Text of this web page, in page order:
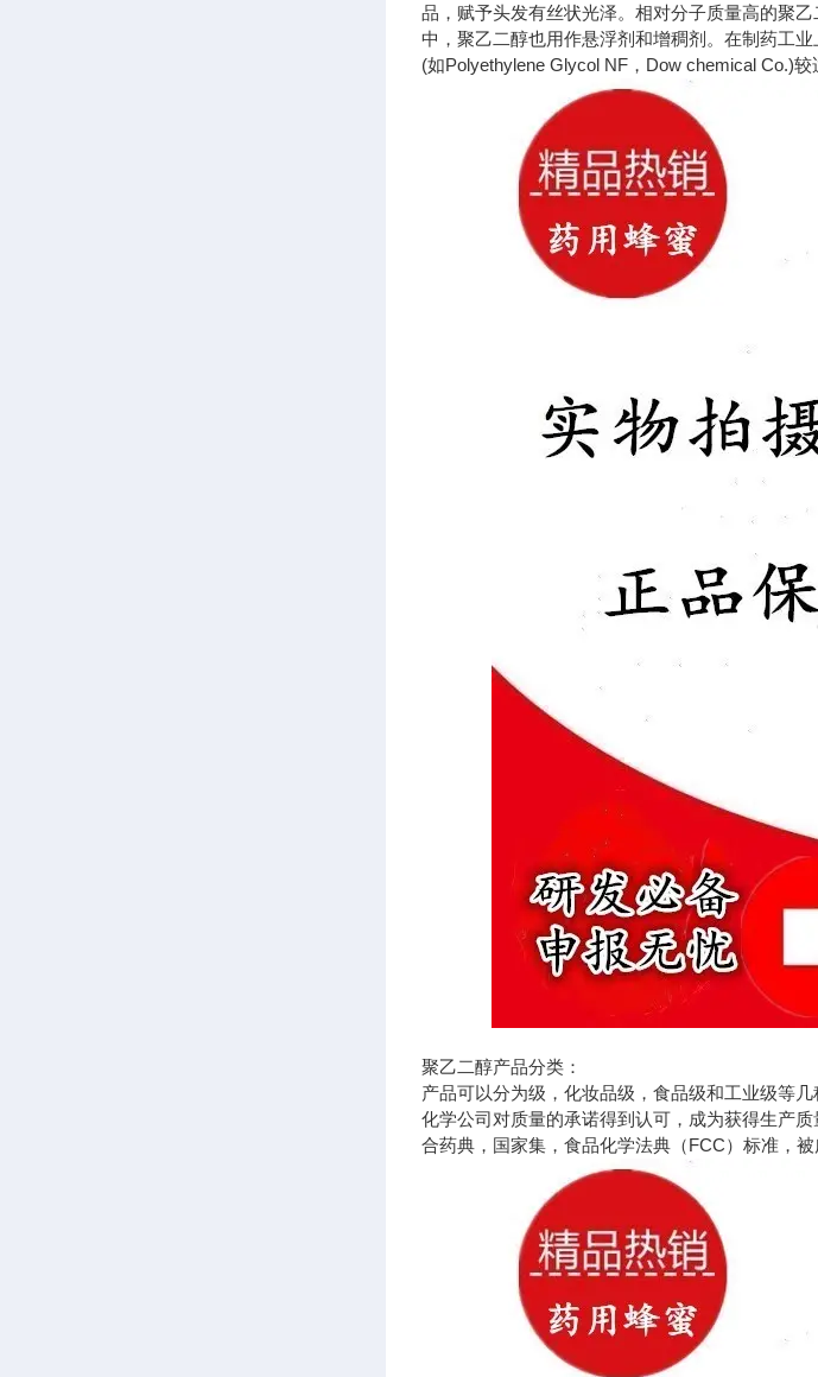
品，赋予头发有丝状光泽。相对分子质量高的聚
中，聚乙二醇也用作悬浮剂和增稠剂。在制药工
(如Polyethylene Glycol NF，Dow chemical Co.)
聚乙二醇产品分类：
产品可以分为级，化妆品级，食品级和工业级等
化学公司对质量的承诺得到认可，成为获得生产
合药典，国家集，食品化学法典（FCC）标准，